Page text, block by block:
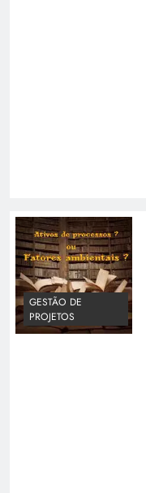
GESTÃO DE
PROJETOS